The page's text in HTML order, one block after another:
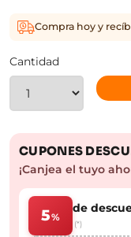
Compra hoy y
Cantidad
CUPONES
¡Canjea el tuyo
5%
de
(*)